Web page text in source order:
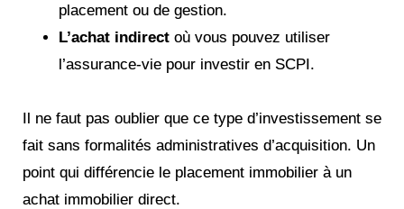
placement ou de gestion.
L’achat indirect où vous pouvez utiliser
l’assurance-vie pour investir en SCPI.
Il ne faut pas oublier que ce type d’investissement se
fait sans formalités administratives d’acquisition. Un
point qui différencie le placement immobilier à un
achat immobilier direct.